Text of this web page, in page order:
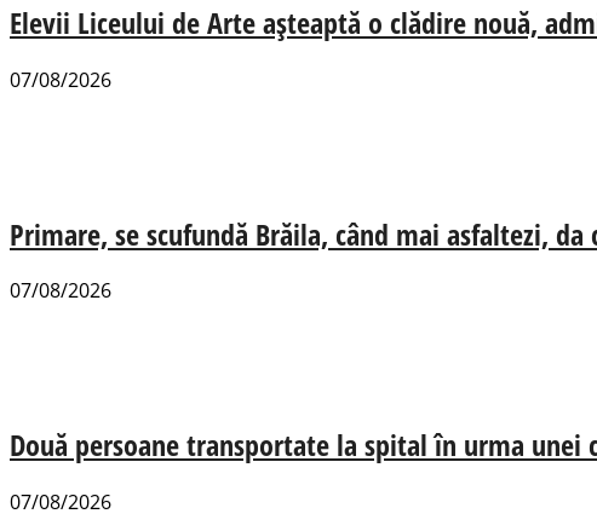
Elevii Liceului de Arte așteaptă o clădire nouă,
07/08/2026
Primare, se scufundă Brăila, când mai asfaltezi,
07/08/2026
Două persoane transportate la spital în urma
07/08/2026